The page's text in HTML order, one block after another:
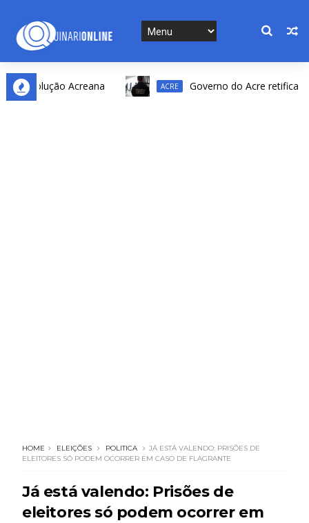
Acreana ACRE Governo do Acre retifica
HOME ELEIÇÕES POLITICA
JÁ ESTÁ VALENDO: PRISÕES DE
ELEITORES SÓ PODEM OCORRER EM CASO DE FLAGRANTE
Já está valendo: Prisões de
eleitores só podem ocorrer em